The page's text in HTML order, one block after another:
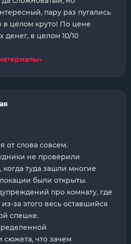
пару раз пугались
в целом круто! По цене
денег, в целом 10/10
от слова совсем.
не проверили
когда туда зашли многие
были открыты.
про комнату, где
за этого весь оставшийся
спешке.
сюжета, что зачем